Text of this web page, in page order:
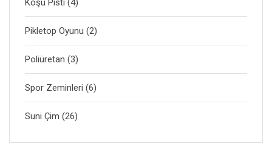
Koşu Pisti (4)
Pikletop Oyunu (2)
Poliüretan (3)
Spor Zeminleri (6)
Suni Çim (26)